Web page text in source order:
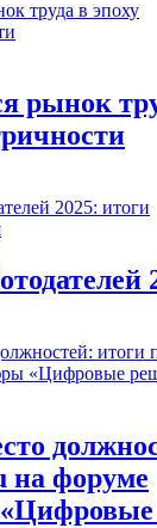
рынок
на форуме